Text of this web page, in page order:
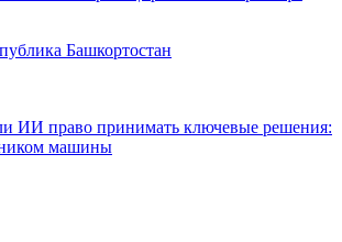
Башкортостан
ИИ право принимать ключевые решения:
машины